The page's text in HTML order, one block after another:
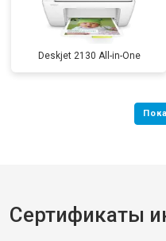
Deskjet 2130 All-in-One
Сертификаты